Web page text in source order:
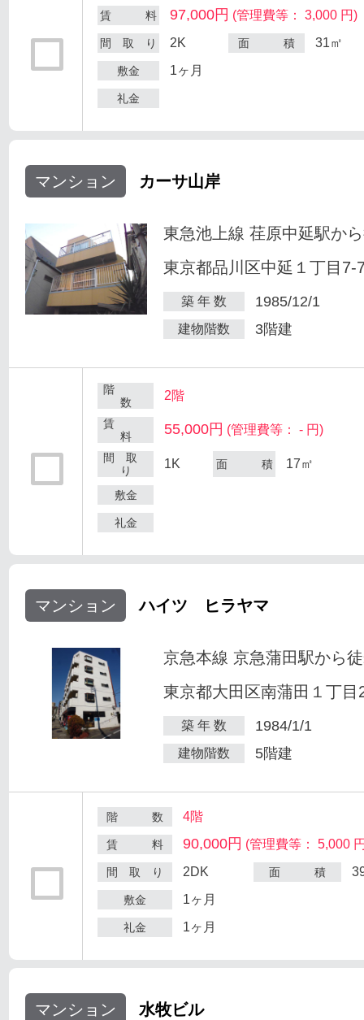
賃 料 97,000円 (管理費等： 3,000 円)
間 取 り 2K 面 積 31㎡
敷金 1ヶ月
礼金
マンション カーサ山岸
東急池上線 荏原中延駅か
東京都品川区中延１丁目7-
築 年 数 1985/12/1
建物階数 3階建
階
数
2階
賃
料
55,000円 (管理費等： - 円)
間 取
り
1K 面 積 17㎡
敷金
礼金
マンション ハイツ ヒラヤマ
京急本線 京急蒲田駅から
東京都大田区南蒲田１丁目
築 年 数 1984/1/1
建物階数 5階建
階 数 4階
賃 料 90,000円 (管理費等： 5,000
間 取 り 2DK 面 積
敷金 1ヶ月
礼金 1ヶ月
マンション 水牧ビル